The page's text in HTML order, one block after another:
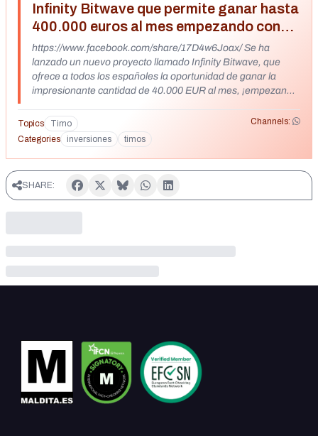
Infinity Bitwave que permite ganar hasta
400.000 euros al mes empezando con
una inversión de 250 euros»
https://www.facebook.com/share/17D4w6Joax/ Se ha
lanzado un nuevo proyecto llamado Infinity Bitwave, que
ofrece a todos los españoles la oportunidad de ganar la
impresionante cantidad de 40.000 EUR al mes, ¡empezando
Topics Timo
Channels:
Categories
inversiones timos
SHARE: